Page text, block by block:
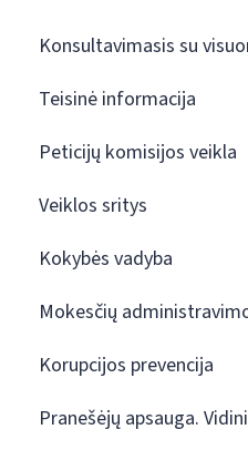
Konsultavimasis su
Teisinė informacija
Peticijų komisijos veikla
Veiklos sritys
Kokybės vadyba
Mokesčių
Korupcijos prevencija
Pranešėjų apsauga.